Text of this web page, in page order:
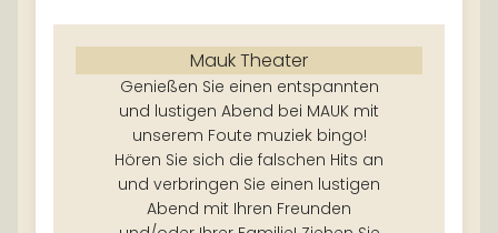
Mauk Theater
Genießen Sie einen entspannten
und lustigen Abend bei MAUK mit
unserem Foute muziek bingo!
Hören Sie sich die falschen Hits an
und verbringen Sie einen lustigen
Abend mit Ihren Freunden